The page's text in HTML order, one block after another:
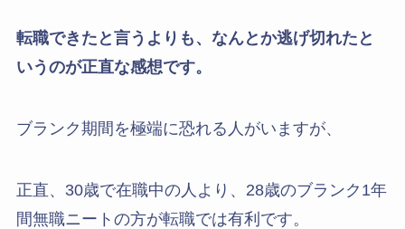
転職できたと言うよりも、なんとか逃げ切れたと
いうのが正直な感想です。
ブランク期間を極端に恐れる人がいますが、
正直、30歳で在職中の人より、28歳のブランク1年
間無職ニートの方が転職では有利です。